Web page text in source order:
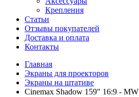
Крепления
Статьи
Отзывы покупателей
Доставка и оплата
Контакты
Главная
Экраны для проекторов
Экраны на штативе
Cinemax Shadow 159" 16:9 - MW